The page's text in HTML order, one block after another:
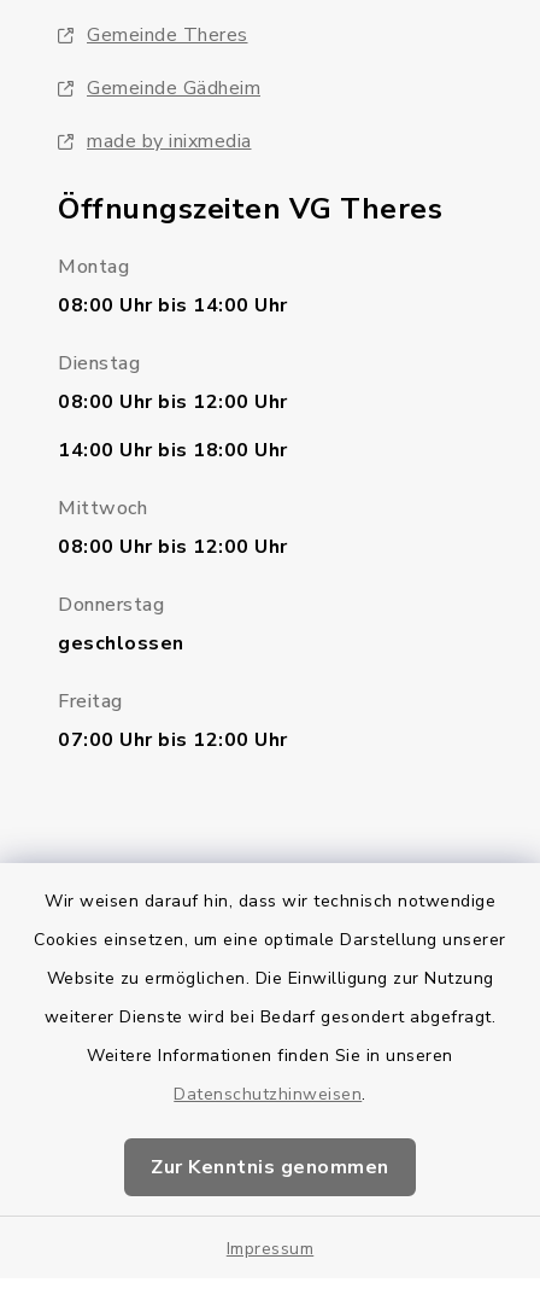
Wir weisen darauf hin, dass wir technisch notwendige
Cookies einsetzen, um eine optimale Darstellung unserer
Website zu ermöglichen. Die Einwilligung zur Nutzung
weiterer Dienste wird bei Bedarf gesondert abgefragt.
Weitere Informationen finden Sie in unseren
Datenschutzhinweisen.
Zur Kenntnis genommen
Impressum
Gemeinde Theres
Gemeinde Gädheim
made by inixmedia
Öffnungszeiten VG Theres
Montag
08:00 Uhr bis 14:00 Uhr
Dienstag
08:00 Uhr bis 12:00 Uhr
14:00 Uhr bis 18:00 Uhr
Mittwoch
08:00 Uhr bis 12:00 Uhr
Donnerstag
geschlossen
Freitag
07:00 Uhr bis 12:00 Uhr
Bankverbindung
Barrierefreiheit
Impressum
Sitemap